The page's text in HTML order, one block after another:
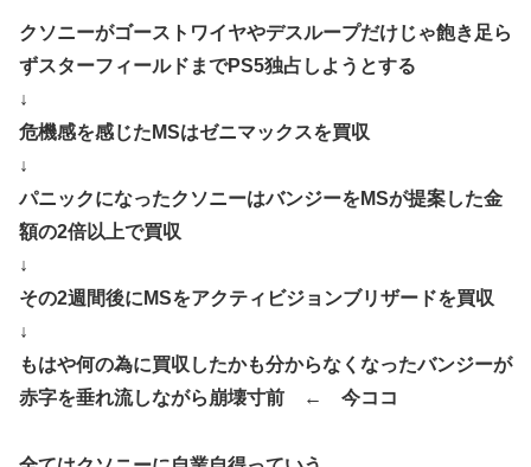
クソニーがゴーストワイヤやデスループだけじゃ飽き足ら
ずスターフィールドまでPS5独占しようとする
↓
危機感を感じたMSはゼニマックスを買収
↓
パニックになったクソニーはバンジーをMSが提案した金
額の2倍以上で買収
↓
その2週間後にMSをアクティビジョンブリザードを買収
↓
もはや何の為に買収したかも分からなくなったバンジーが
赤字を垂れ流しながら崩壊寸前 ← 今ココ